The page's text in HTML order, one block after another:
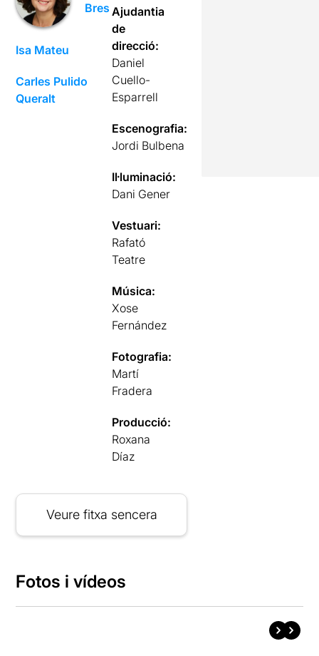
Bres
Isa Mateu
Carles Pulido
Queralt
Ajudantia
de
direcció:
Daniel
Cuello-
Esparrell
Escenografia:
Jordi Bulbena
Il·luminació:
Dani Gener
Vestuari:
Rafató
Teatre
Música:
Xose
Fernández
Fotografia:
Martí
Fradera
Producció:
Roxana
Díaz
Veure fitxa sencera
Fotos i vídeos